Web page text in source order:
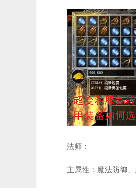
法师：
主属性：魔法防御